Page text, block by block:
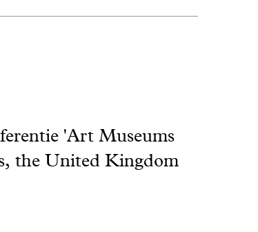
'Art Museums
the United Kingdom